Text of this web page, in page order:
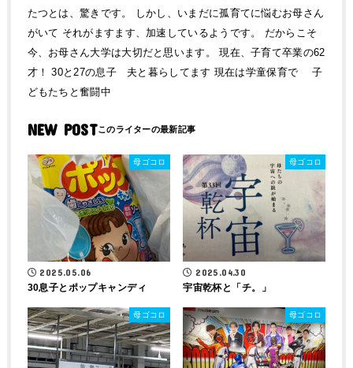
たつとは、驚きです。 しかし、いまだに孤育てに悩むお母さん
がいて それがますます、加速しているようです。 だからこそ
今、お母さん大学は大切だと思います。 現在、子育て卒業の62
才！ 30と27の息子 夫と暮らしてます 現在は学童保育で 子
どもたちと奮闘中
NEW POST
母ゴコロ
2025.05.06
30息子とポップキャンディ
母ゴコロ
2025.04.30
宇宙乾杯と「チ。」
母ゴコロ 母ゴコロ